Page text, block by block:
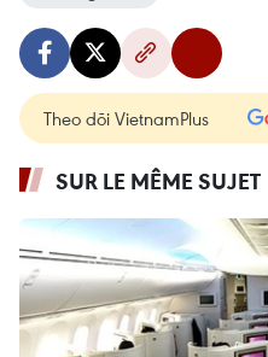
Theo dõi VietnamPlus
SUR LE MÊME SUJET